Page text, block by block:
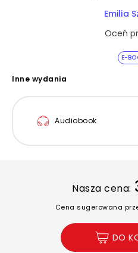
E-
Emilia
Oceń
Inne wydania
Audiobook
Nasza cena:
Cena sugerowana
DO